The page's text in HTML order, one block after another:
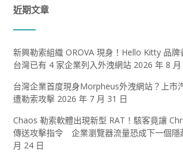
近期文章
新興勒索組織 OROVA 現身！Hello Kitty 品牌
台灣已有 4 家企業列入外洩網站 2026 年 8 月
台灣企業首度現身Morpheus外洩網站？上市
遭勒索攻擊 2026 年 7 月 31 日
Chaos 勒索軟體出現新型 RAT！駭客竟讓
傳送攻擊指令 企業瀏覽器流量恐成下一個隱
月 24 日